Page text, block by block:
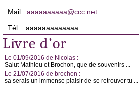
Mail : aaaaaaaaaa@ccc.net
Tél. : aaaaaaaaaaaaa
Livre d’or
Le 01/09/2016 de Nicolas :
Salut Mathieu et Brochon, que de souvenirs ...
Le 21/07/2016 de brochon :
sa serais un immense plaisir de se retrouver tu ...